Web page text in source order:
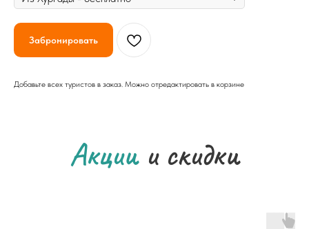
Забронировать
Добавьте всех туристов в заказ. Можно отредактировать в корзине
Акциии скидки